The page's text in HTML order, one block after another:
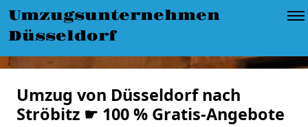
Umzugsunternehmen
Düsseldorf
Umzug von Düsseldorf nach
Ströbitz ☛ 100 % Gratis-Angebote